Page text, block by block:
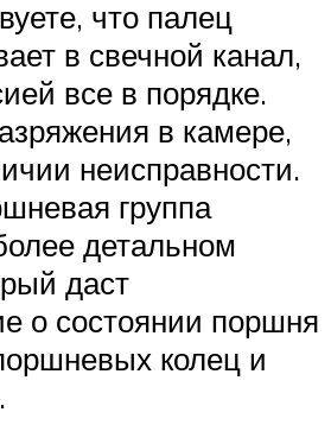
что палец
в свечной канал,
все в порядке.
в камере,
неисправности.
группа
детальном
даст
о состоянии поршня
колец и